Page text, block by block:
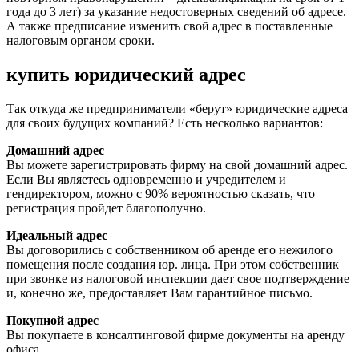
года до 3 лет) за указание недостоверных сведений об адресе.
А также предписание изменить свой адрес в поставленные
налоговым органом сроки.
купить юридический адрес
Так откуда же предприниматели «берут» юридические адреса
для своих будущих компаний? Есть несколько вариантов:
Домашний адрес
Вы можете зарегистрировать фирму на свой домашний адрес.
Если Вы являетесь одновременно и учредителем и
гендиректором, можно с 90% вероятностью сказать, что
регистрация пройдет благополучно.
Идеальный адрес
Вы договорились с собственником об аренде его нежилого
помещения после создания юр. лица. При этом собственник
при звонке из налоговой инспекции дает свое подтверждение
и, конечно же, предоставляет Вам гарантийное письмо.
Покупной адрес
Вы покупаете в консалтинговой фирме документы на аренду
офиса.